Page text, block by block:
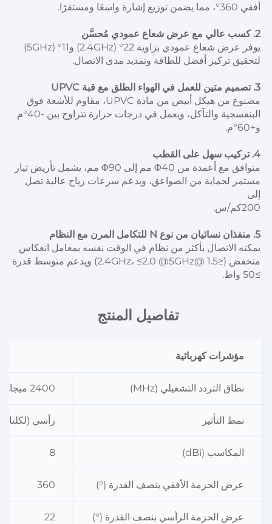
أفقي 360°، مما يضمن توزيع إشارة واسعًا ومستقرًا.
2. كسب عالي مع عرض شعاع عمودي مُحسَّن
لتحقيق تركيز أفضل للطاقة وتمديد مدى الاتصال.
3. تصميم متين للعمل في الهواء الطلق مع قبة UPVC
و+60°م.
4. تركيب سهل على القطب
إلى
200كم/س.
5. منفذان نسائيان من نوع N للتكامل المرن مع النظام
≥50 واط.
تفاصيل المنتج
مؤشرات كهربائية
نطاق التردد التشغيلي (MHz) 2400 ميجاهرتز - 2500 ميجاهرتز
نمط التأثير رأسي (لكلتا
المكاسب (dBi) 8
عرض الحزمة الأفقي بنصف القدرة (°) 360
عرض الحزمة الرأسي بنصف القدرة (°) 22